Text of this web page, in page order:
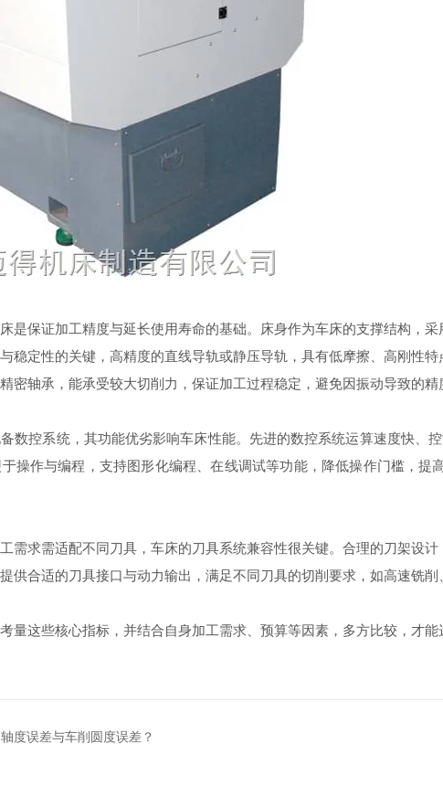
保证加工精度与延长使用寿命的基础。床身作为车床的支撑结构，
稳定性的关键，高精度的直线导轨或静压导轨，具有低摩擦、高刚性
密轴承，能承受较大切削力，保证加工过程稳定，避免因振动导致的精
控系统，其功能优劣影响车床性能。先进的数控系统运算速度快、
操作与编程，支持图形化编程、在线调试等功能，降低操作门槛，
求需适配不同刀具，车床的刀具系统兼容性很关键。合理的刀架设
供合适的刀具接口与动力输出，满足不同刀具的切削要求，如高速铣削
这些核心指标，并结合自身加工需求、预算等因素，多方比较，才能
度误差与车削圆度误差？